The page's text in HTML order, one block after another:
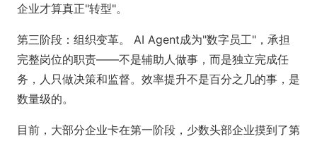
企业才算真正"转型"。
第三阶段：组织变革。 AI Agent成为"数字员工"，承担
完整岗位的职责——不是辅助人做事，而是独立完成任
务，人只做决策和监督。效率提升不是百分之几的事，是
数量级的。
目前，大部分企业卡在第一阶段，少数头部企业摸到了第